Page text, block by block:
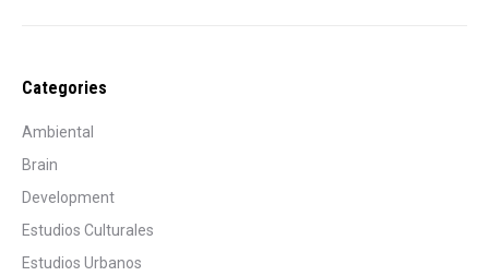
Categories
Ambiental
Brain
Development
Estudios Culturales
Estudios Urbanos